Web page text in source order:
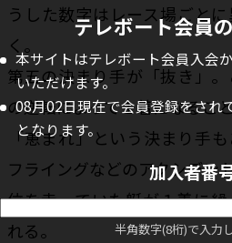
テレボート会員
本サイトはテレボート会員入会
いただけます。
08月02日現在で会員登録をされ
となります。
加入者番
半角数字(8桁)で入力
うした数字はレース場ごと
く。
第五の決まり手が「抜き」
の逆転によって１着になるこ
「恵まれ」という決まり手
フライングなどのアクシデン
位を走っていた艇が１着に
れる。